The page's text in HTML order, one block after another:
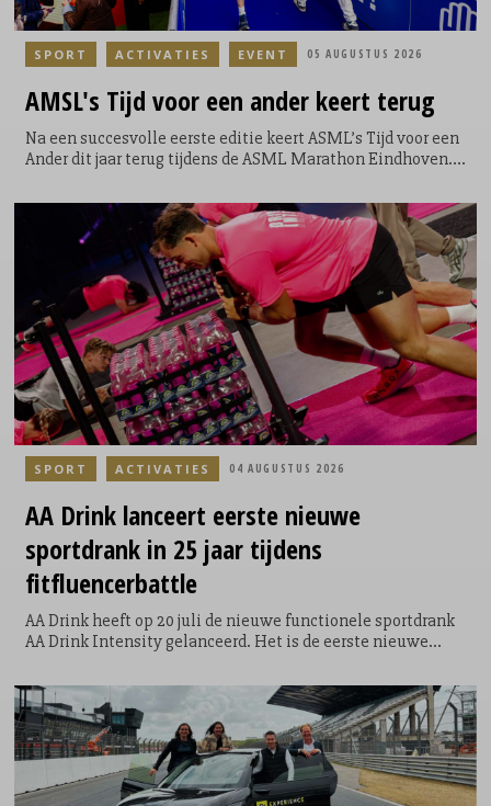
AMSL's Tijd voor een ander keert terug
Na een succesvolle eerste editie keert ASML’s Tijd voor een
Ander dit jaar terug tijdens de ASML Marathon Eindhoven.
een extra ronde te lopen door het Philips Stadion. Een
symbolische, maar krachtige toevoeging aan hun race; niet
voor zichzelf, maar voor een ander. Door de extra ronde te
lopen kunnen de lopers geld ophalen en direct bijdragen
aan een goed doel. Voor elke loper die door het Philips
Stadion loopt, doneert ASML €5.
SPORT ACTIVATIES EVENT 05 AUGUSTUS 2026
AA Drink lanceert eerste nieuwe
sportdrank in 25 jaar tijdens
fitfluencerbattle
AA Drink heeft op 20 juli de nieuwe functionele sportdrank
AA Drink Intensity gelanceerd. Het is de eerste nieuwe
assortiment toevoegt. De introductie vond plaats tijdens de
allereerste AA Drink Intensity Games: een speciaal
ontwikkelde sportwedstrijd waarin twintig fitfluencers,
sporters en creators uit Nederland en België het tegen
elkaar opnamen.
SPORT ACTIVATIES 04 AUGUSTUS 2026